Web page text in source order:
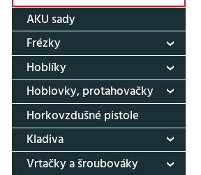
AKU sady
Frézky
Hoblíky
Hoblovky, protahovačky
Horkovzdušné pistole
Kladiva
Vrtačky a šroubováky